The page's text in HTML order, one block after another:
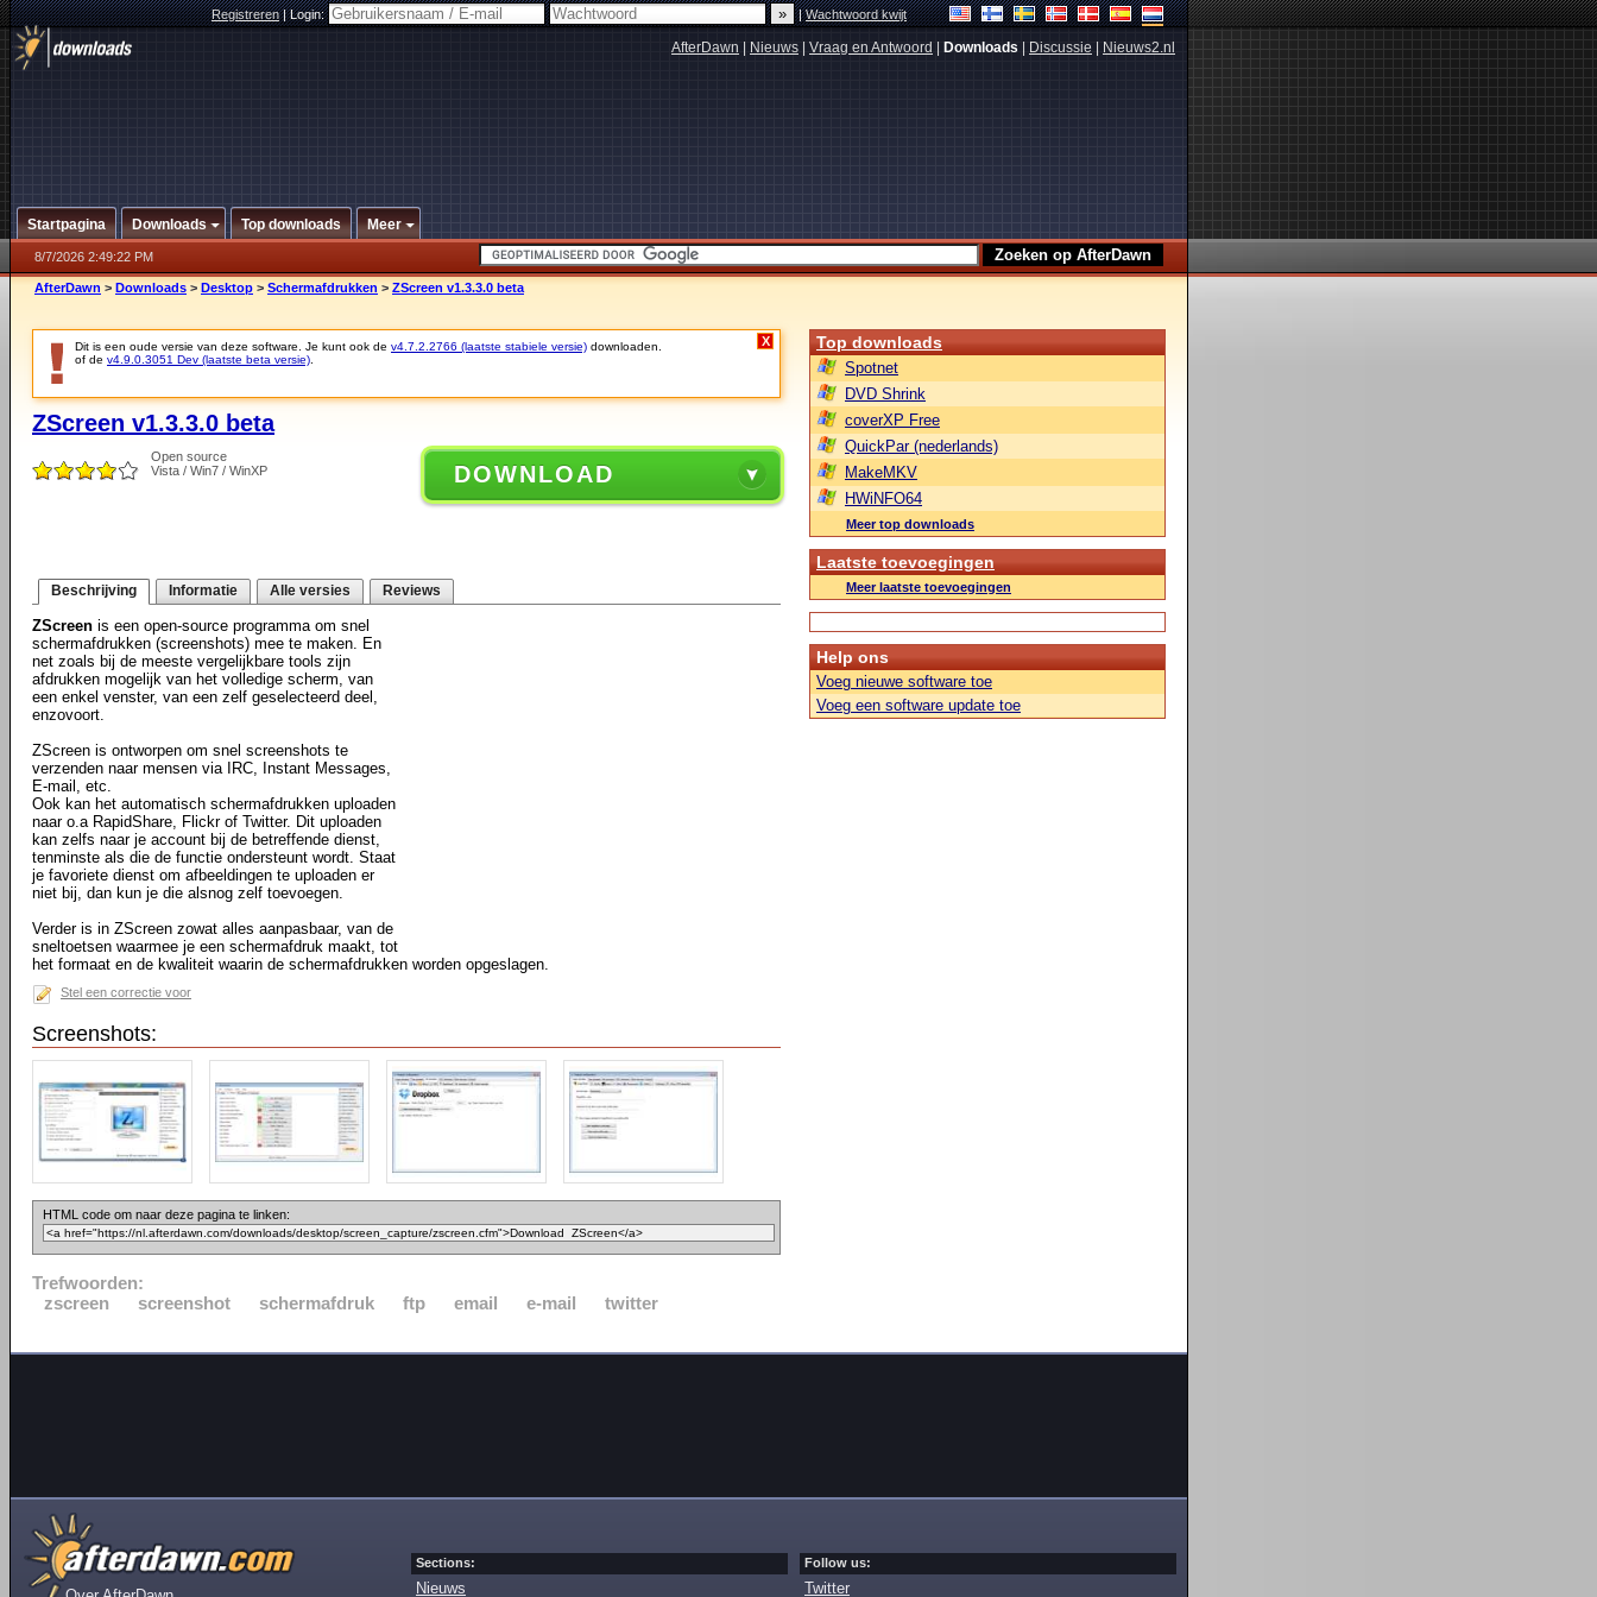
Registreren|Login: |Wachtwoord kwijt
AfterDawn Nieuws Vraag en Antwoord Downloads Discussie Nieuws2.nl
Startpagina Downloads Top downloads Meer
8/7/2026 2:49:22 PM
AfterDawn > Downloads > Desktop > Schermafdrukken > ZScreen v1.3.3.0 beta
Dit is een oude versie van deze software. Je kunt ook de v4.7.2.2766 (laatste stabiele versie) downloaden.
of de v4.9.0.3051 Dev (laatste beta versie)
X
ZScreen v1.3.3.0 beta
Open source
Vista / Win7 / WinXP
DOWNLOAD
Beschrijving Informatie Alle versies Reviews
ZScreen is een open-source programma om snel
schermafdrukken (screenshots) mee te maken. En
net zoals bij de meeste vergelijkbare tools zijn
afdrukken mogelijk van het volledige scherm, van
een enkel venster, van een zelf geselecteerd deel,
enzovoort.
ZScreen is ontworpen om snel screenshots te
verzenden naar mensen via IRC, Instant Messages,
E-mail, etc.
Ook kan het automatisch schermafdrukken uploaden
naar o.a RapidShare, Flickr of Twitter. Dit uploaden
kan zelfs naar je account bij de betreffende dienst,
tenminste als die de functie ondersteunt wordt. Staat
je favoriete dienst om afbeeldingen te uploaden er
niet bij, dan kun je die alsnog zelf toevoegen.
Verder is in ZScreen zowat alles aanpasbaar, van de
sneltoetsen waarmee je een schermafdruk maakt, tot
het formaat en de kwaliteit waarin de schermafdrukken worden opgeslagen.
Stel een correctie voor
Screenshots:
HTML code om naar deze pagina te linken:
Trefwoorden:
zscreen
screenshot schermafdruk ftp email e-mail twitter
Top downloads
Spotnet
DVD Shrink
coverXP Free
QuickPar (nederlands)
MakeMKV
HWiNFO64
Meer top downloads
Laatste toevoegingen
Meer laatste toevoegingen
Help ons
Voeg nieuwe software toe
Voeg een software update toe
Sections:
Nieuws
Follow us:
Twitter